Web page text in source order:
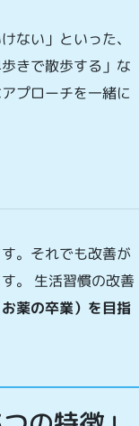
ない」といった、
きで散歩する」な
プローチを一緒に
。それでも改善が
。 生活習慣の改善
薬の卒業）を目指